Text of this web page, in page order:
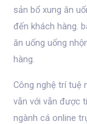
sản bổ xung ăn
đến khách hàng.
ăn uống uống
hàng.
Công nghệ trí tuệ
vẫn với vẫn được
ngành cá online